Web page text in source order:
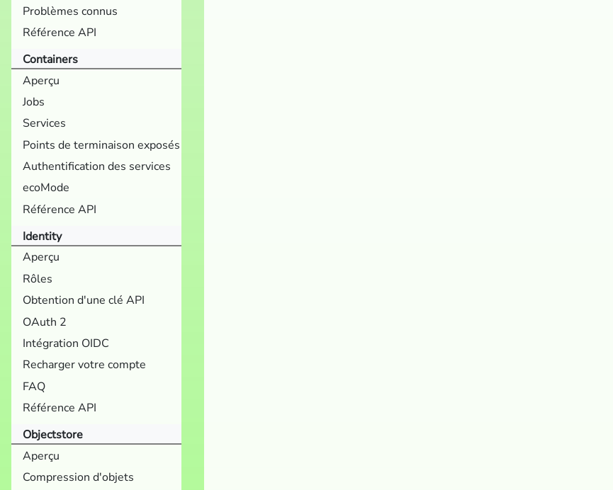
Problèmes connus
Référence API
Containers
Aperçu
Jobs
Services
Points de terminaison exposés
Authentification des services
ecoMode
Référence API
Identity
Aperçu
Rôles
Obtention d'une clé API
OAuth 2
Intégration OIDC
Recharger votre compte
FAQ
Référence API
Objectstore
Aperçu
Compression d'objets